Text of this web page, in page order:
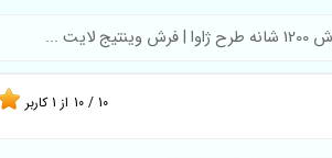
فرش وینتیج لایت ...
10 / 10 از 1کاربر